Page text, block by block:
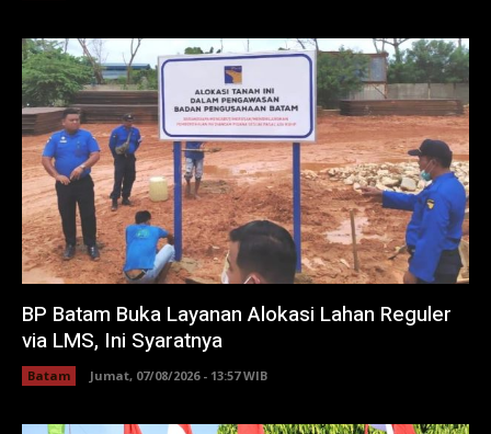
BP Batam Buka Layanan Alokasi Lahan Reguler
via LMS, Ini Syaratnya
Batam Jumat, 07/08/2026 - 13:57 WIB